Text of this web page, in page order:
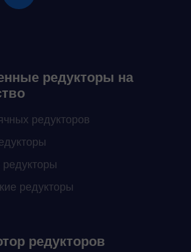
редукторы на
редукторов
редукторы
редукторов